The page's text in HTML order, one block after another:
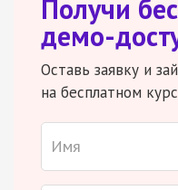
Получи
демо-
Оставь заявку и
на бесплатном